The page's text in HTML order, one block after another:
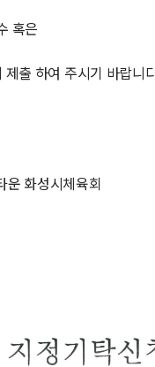
혹은
출 하여 주시기 바랍니
운 화성시체육회